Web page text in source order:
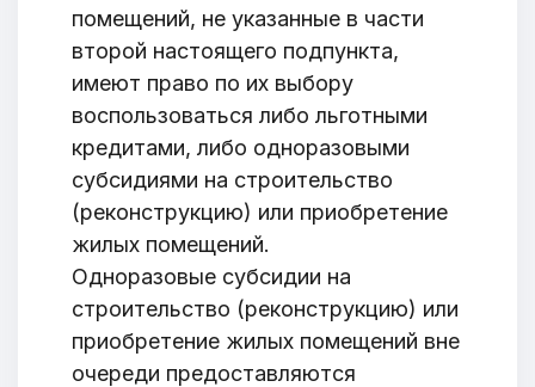
помещений, не указанные в части
второй настоящего подпункта,
имеют право по их выбору
воспользоваться либо льготными
кредитами, либо одноразовыми
субсидиями на строительство
(реконструкцию) или приобретение
жилых помещений.
Одноразовые субсидии на
строительство (реконструкцию) или
приобретение жилых помещений вне
очереди предоставляются